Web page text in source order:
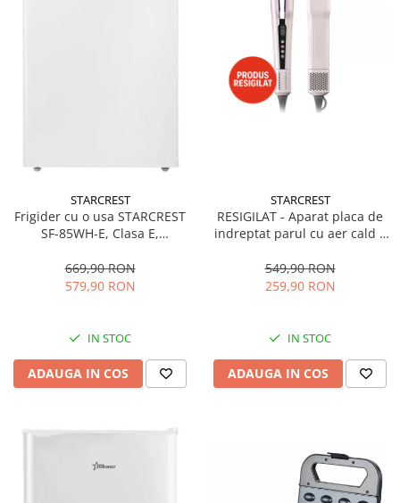
STARCREST
Frigider cu o usa STARCREST
SF-85WH-E, Clasa E,
interioara, Compartiment
gheata, H 82 cm, Alb
669,90 RON
579,90 RON
IN STOC
ADAUGA IN COS
STARCREST
RESIGILAT - Aparat placa de
indreptat parul cu aer cald 2
1300 W, Uscare si indreptare,
Afisaj LCD, Tehnologie cu ioni
549,90 RON
259,90 RON
IN STOC
ADAUGA IN COS